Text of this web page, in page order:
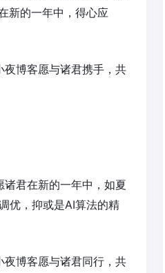
新的一年中，得心应
博客愿与诸君携手，共
君在新的一年中，如夏
优，抑或是AI算法的精
博客愿与诸君同行，共